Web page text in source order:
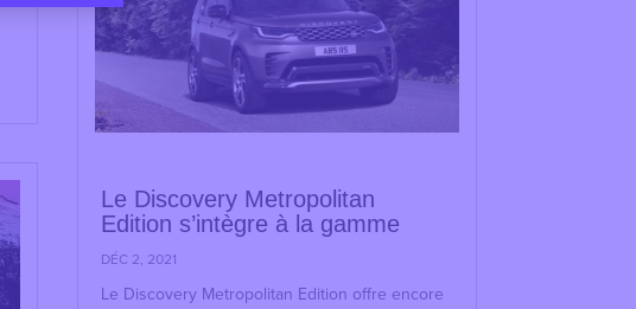
Le Discovery Metropolitan
Edition s’intègre à la gamme
DÉC 2, 2021
Le Discovery Metropolitan Edition offre encore